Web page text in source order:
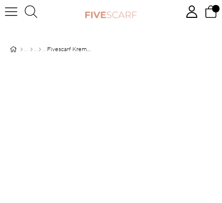
Fivescarf Krem Pamuk Cazz Şal